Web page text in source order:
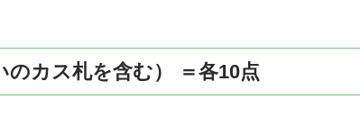
カス札を含む） ＝各10点